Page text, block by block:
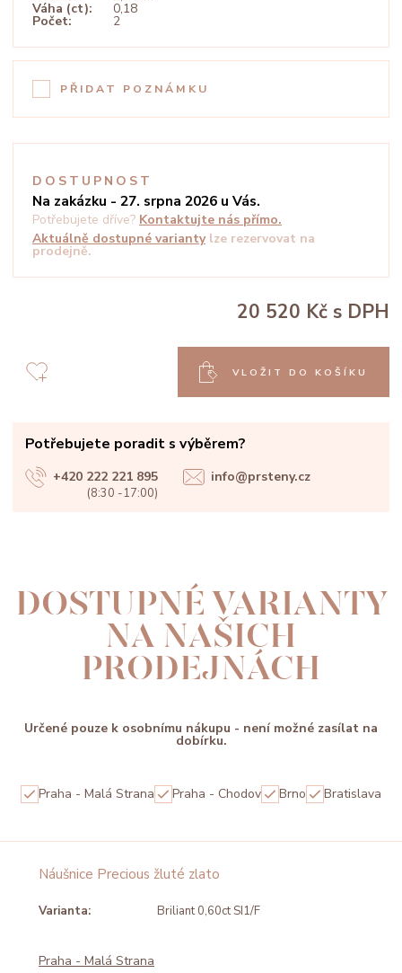
Váha (ct): 0,18
Počet: 2
PŘIDAT POZNÁMKU
DOSTUPNOST
Na zakázku - 27. srpna 2026 u Vás.
Potřebujete dříve? Kontaktujte nás přímo.
Aktuálně dostupné varianty lze rezervovat na
prodejně.
20 520 Kč s DPH
VLOŽIT DO KOŠÍKU
Potřebujete poradit s výběrem?
+420 222 221 895
(8:30 -17:00)
info@prsteny.cz
DOSTUPNÉ VARIANTY
NA NAŠICH
PRODEJNÁCH
Určené pouze k osobnímu nákupu - není možné zasílat na
dobírku.
Praha - Malá Strana Praha - Chodov Brno Bratislava
Náušnice Precious žluté zlato
Varianta: Briliant 0,60ct SI1/F
Praha - Malá Strana